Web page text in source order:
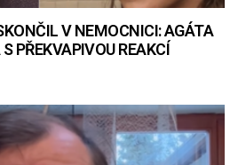
V NEMOCNICI: AGÁTA
PŘEKVAPIVOU REAKCÍ